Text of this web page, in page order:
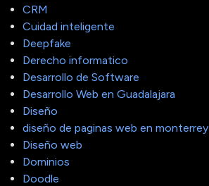
CRM
Cuidad inteligente
Deepfake
Derecho informatico
Desarrollo de Software
Desarrollo Web en Guadalajara
Diseño
diseño de paginas web en monterrey
Diseño web
Dominios
Doodle